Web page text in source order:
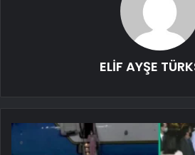
ELİF AYŞE